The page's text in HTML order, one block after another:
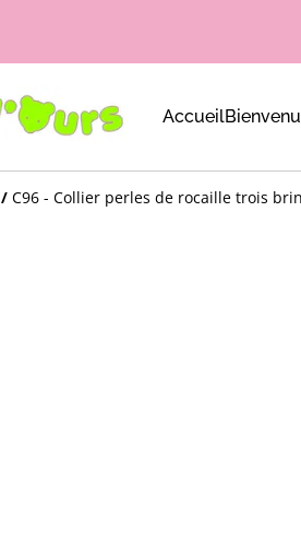
Accueil
/ C96 - Collier perles de rocaille trois